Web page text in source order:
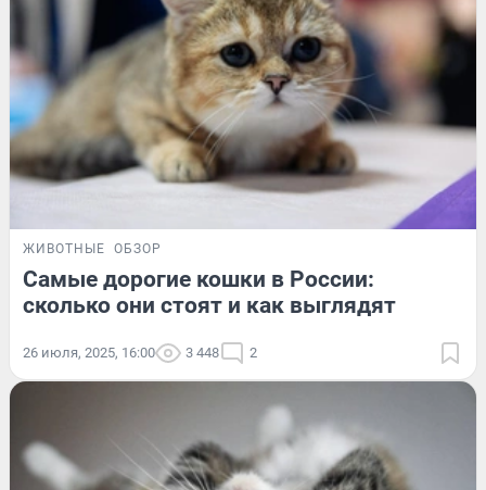
ЖИВОТНЫЕ ОБЗОР
Самые дорогие кошки в России:
сколько они стоят и как выглядят
26 июля, 2025, 16:00 3 448 2